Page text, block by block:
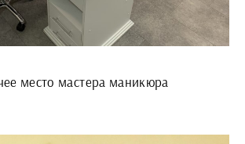
место мастера маникюра